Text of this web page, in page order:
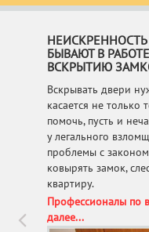
БЫВАЮТ В
ВСКРЫТИЮ
Вскрывать двери
касается не только
помочь, пусть и
у легального
проблемы с
ковырять замок,
квартиру.
Профессионалы по
далее...